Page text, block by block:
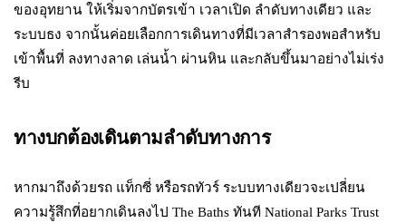
ของอุทยาน ให้เริ่มจากบัตรเข้า เวลาเปิด ลำดับทางเดียว และ
ระบบธง จากนั้นค่อยเลือกการเดินทางที่มีเวลาสำรองพอสำหรับ
เข้าพื้นที่ ลงทางลาด เล่นน้ำ ผ่านหิน และกลับขึ้นมาอย่างไม่เร่ง
รีบ
ทางบกต้องเดินตามลำดับทางการ
หากมาถึงด้วยรถ แท็กซี่ หรือรถทัวร์ ระบบทางเดียวจะเปลี่ยน
ความรู้สึกที่อยากเดินลงไป The Baths ทันที National Parks Trust